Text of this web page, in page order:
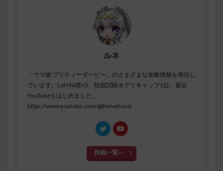
ルネ
「ウマ娘 プリティーダービー」のさまざまな攻略情報を発信し
ています。LoH96傑×2、技能試験オグリキャップ1位。最近
YouTubeもはじめました。
https://www.youtube.com/@ReneKuroi
投稿一覧へ